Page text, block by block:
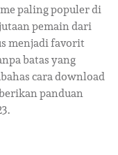
paling populer di
pemain dari
menjadi favorit
batas yang
cara download
panduan